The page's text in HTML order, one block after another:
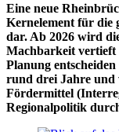
Eine neue
Kernelement für die
dar. Ab 2026 wird
Machbarkeit vertieft
Planung
rund drei Jahre und
Fördermittel
Regionalpolitik